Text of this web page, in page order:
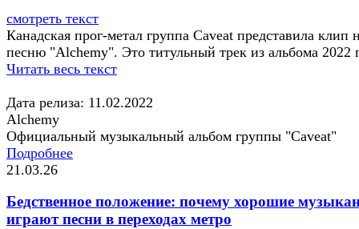
смотреть текст
Канадская прог-метал группа Caveat представила клип
песню "Alchemy". Это титульный трек из альбома 2022
Читать весь текст
Дата релиза: 11.02.2022
Alchemy
Официальный музыкальный альбом группы "Caveat"
Подробнее
21.03.26
Бедственное положение: почему хорошие
играют песни в переходах метро